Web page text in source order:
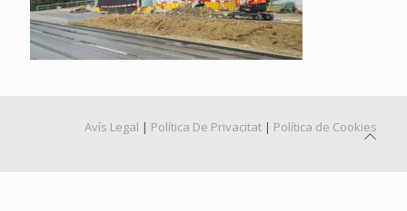
Avís Legal | Política De Privacitat | Política de Cookies